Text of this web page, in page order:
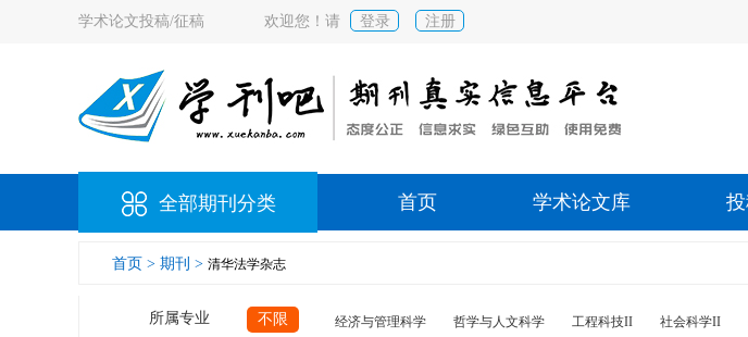
学术论文投稿/征稿 欢迎您！请 登录 注册
全部期刊分类 首页 学术论文库
首页 > 期刊 > 清华法学杂志
所属专业 不限 经济与管理科学 哲学与人文科学 工程科技II 社会科学II